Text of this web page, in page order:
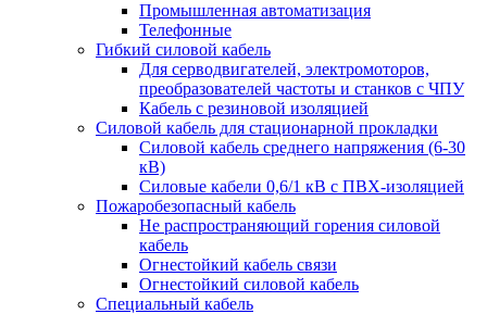
Промышленная автоматизация
Телефонные
Гибкий силовой кабель
Для серводвигателей, электромоторов,
преобразователей частоты и станков с ЧПУ
Кабель с резиновой изоляцией
Силовой кабель для стационарной прокладки
Силовой кабель среднего напряжения (6-30
кВ)
Силовые кабели 0,6/1 кВ с ПВХ-изоляцией
Пожаробезопасный кабель
Не распространяющий горения силовой
кабель
Огнестойкий кабель связи
Огнестойкий силовой кабель
Специальный кабель